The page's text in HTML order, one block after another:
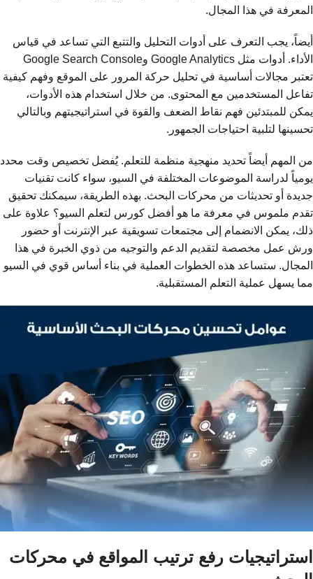
المعرفة في هذا المجال.
أيضاً، يجب التعرف على أدوات التحليل والتتبع التي تساعد في قياس
الأداء. أدوات مثل Google Analytics وGoogle Search Console
تعتبر مجالات أساسية في تحليل حركة المرور على الموقع وفهم كيفية
تفاعل المستخدمين مع المحتوى. من خلال استخدام هذه الأدوات،
يمكن للمبتدئين فهم نقاط الضعف والقوة في استراتيجيتهم وبالتالي
تحسينها لتلبية احتياجات الجمهور.
من المهم أيضاً تحديد منهجية منظمة للتعلم. يُفضل تخصيص وقت محدد
يومياً لدراسة الموضوعات المختلفة في السيو، سواء كانت تقنيات
جديدة أو تحديثات من محركات البحث. بهذه الطريقة، سيمكنك تحقيق
تقدم ملموس في معرفة ما هو أفضل كورس لتعلم السيو؟ علاوة على
ذلك، يمكن الانضمام إلى مجتمعات تسويقية عبر الإنترنت أو حضور
ورش عمل مخصصة لتقديم الدعم والتوجيه من ذوي الخبرة في هذا
المجال. ستساعد هذه الخطوات العملية في بناء أساس قوي في السيو
مما يسهل عملية التعلم المستقبلية.
استراتيجيات رفع ترتيب المواقع في محركات